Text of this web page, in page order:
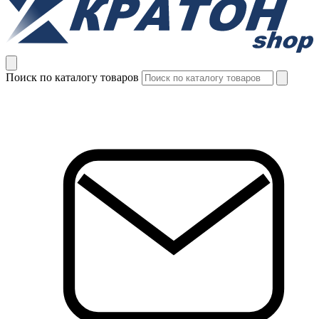
Поиск по каталогу товаров